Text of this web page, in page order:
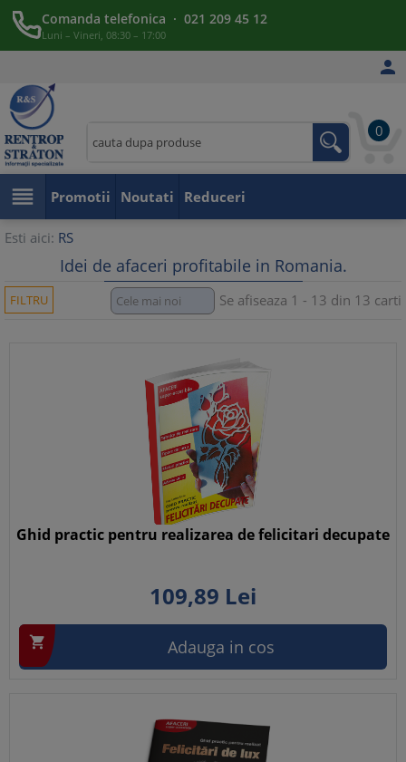
Comanda telefonica · 021 209 45 12
Luni – Vineri, 08:30 – 17:00

0
 Promotii Noutati Reduceri
Esti aici: RS
Idei de afaceri profitabile in Romania.
FILTRU Se afiseaza 1 - 13 din 13 carti
Ghid practic pentru realizarea de felicitari decupate
109,89 Lei
 Adauga in cos